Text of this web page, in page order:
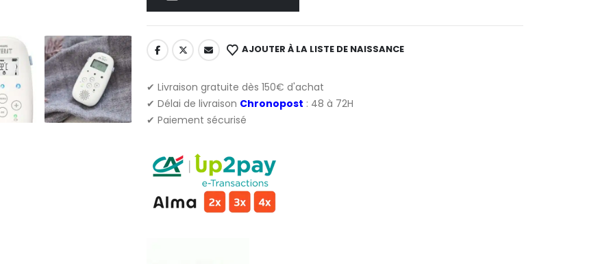
AJOUTER À LA LISTE DE NAISSANCE
✔ Livraison gratuite dès 150€ d'achat
✔ Délai de livraison Chronopost : 48 à 72H
✔ Paiement sécurisé